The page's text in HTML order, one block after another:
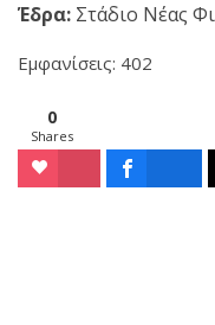
Έδρα: Στάδιο Νέας
Εμφανίσεις: 402
0
Shares